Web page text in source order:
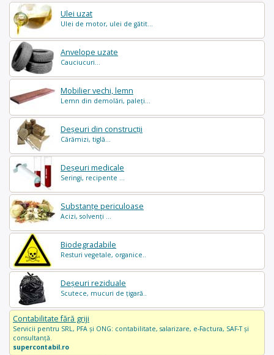
Ulei uzat
Ulei de motor, ulei de gătit...
Anvelope uzate
Cauciucuri...
Mobilier vechi, lemn
Lemn din demolări, paleți...
Deșeuri din construcții
Cărămizi, tiglă...
Deșeuri medicale
Seringi, recipente ...
Substanțe periculoase
Acizi, solvenți ...
Biodegradabile
Resturi vegetale, organice..
Deșeuri reziduale
Scutece, mucuri de țigară..
Contabilitate fără griji
Servicii pentru SRL, PFA și ONG: contabilitate, salarizare, e-Factura, SAF-T și
consultanță.
supercontabil.ro